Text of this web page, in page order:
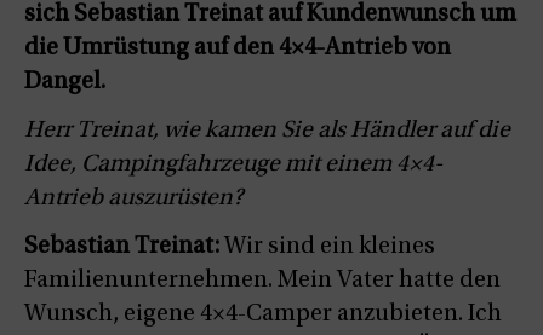
sich Sebastian Treinat auf Kundenwunsch um
die Umrüstung auf den 4×4-Antrieb von
Dangel.
Herr Treinat, wie kamen Sie als Händler auf die
Idee, Campingfahrzeuge mit einem 4×4-
Antrieb auszurüsten?
Sebastian Treinat: Wir sind ein kleines
Familienunternehmen. Mein Vater hatte den
Wunsch, eigene 4×4-Camper anzubieten. Ich